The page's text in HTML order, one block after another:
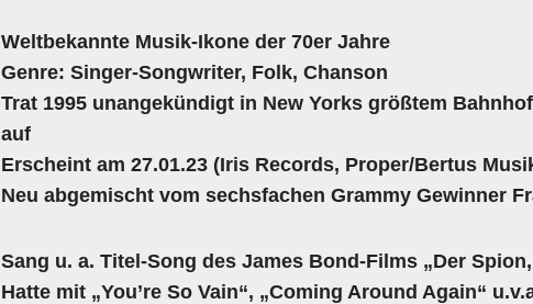
Weltbekannte Musik-Ikone der 70er Jahre
Genre: Singer-Songwriter, Folk, Chanson
Trat 1995 unangekündigt in New Yorks größtem
auf
Erscheint am 27.01.23 (Iris Records, Proper/Bertus
Neu abgemischt vom sechsfachen Grammy Gewinner
Sang u. a. Titel-Song des James Bond-Films „Der
Hatte mit „You’re So Vain“, „Coming Around Again“